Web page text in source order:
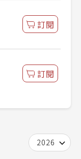
訂閱
訂閱
2026